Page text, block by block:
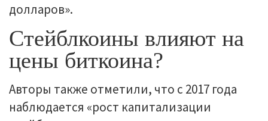
долларов».
Стейблкоины влияют на
цены биткоина?
Авторы также отметили, что с 2017 года
наблюдается «рост капитализации